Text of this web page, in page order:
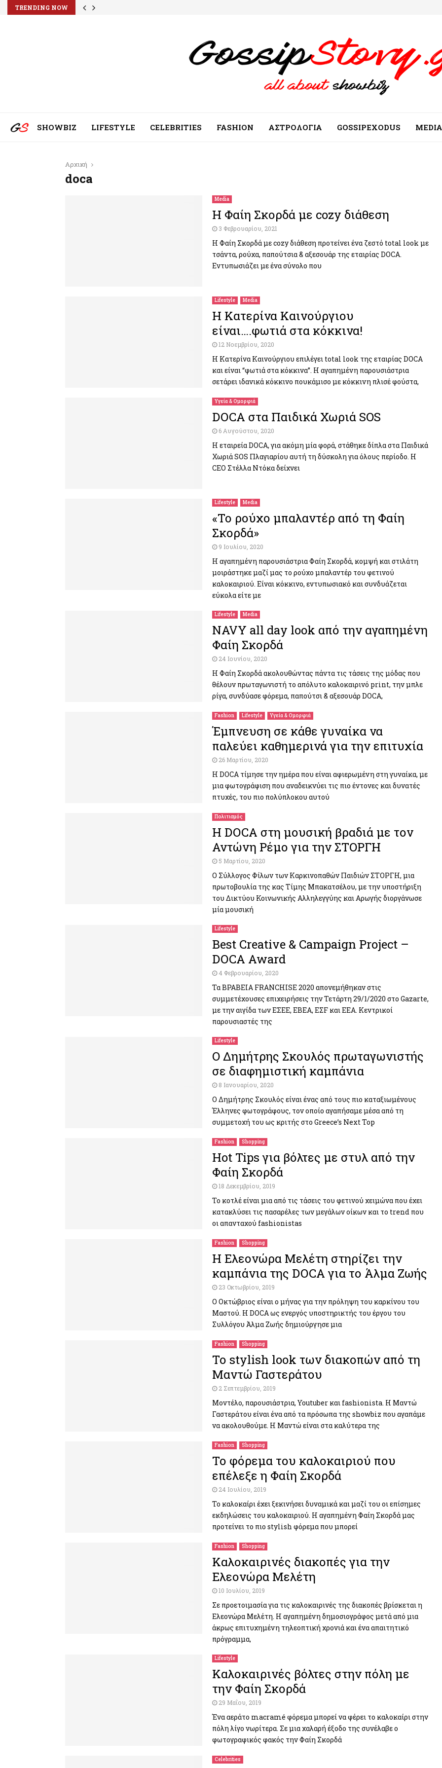
TRENDING NOW
SHOWBIZ LIFESTYLE CELEBRITIES FASHION ΑΣΤΡΟΛΟΓΙΑ GOSSIPEXODUS MEDIA
Αρχική
doca
Media
Η Φαίη Σκορδά με cozy διάθεση
3 Φεβρουαρίου, 2021
Η Φαίη Σκορδά με cozy διάθεση προτείνει ένα ζεστό total look με
τσάντα, ρούχα, παπούτσια & αξεσουάρ της εταιρίας DOCA.
Εντυπωσιάζει με ένα σύνολο που
Lifestyle Media
Η Κατερίνα Καινούργιου
είναι….φωτιά στα κόκκινα!
12 Νοεμβρίου, 2020
Η Κατερίνα Καινούργιου επιλέγει total look της εταιρίας DOCA
και είναι “φωτιά στα κόκκινα”. Η αγαπημένη παρουσιάστρια
σετάρει ιδανικά κόκκινο πουκάμισο με κόκκινη πλισέ φούστα,
Υγεία & Ομορφιά
DOCA στα Παιδικά Χωριά SOS
6 Αυγούστου, 2020
Η εταιρεία DOCA, για ακόμη μία φορά, στάθηκε δίπλα στα Παιδικά
Χωριά SOS Πλαγιαρίου αυτή τη δύσκολη για όλους περίοδο. H
CEO Στέλλα Ντόκα δείχνει
Lifestyle Media
«Το ρούχο μπαλαντέρ από τη Φαίη
Σκορδά»
9 Ιουλίου, 2020
Η αγαπημένη παρουσιάστρια Φαίη Σκορδά, κομψή και στιλάτη
μοιράστηκε μαζί μας το ρούχο μπαλαντέρ του φετινού
καλοκαιριού. Είναι κόκκινο, εντυπωσιακό και συνδυάζεται
εύκολα είτε με
Lifestyle Media
NAVY all day look από την αγαπημένη
Φαίη Σκορδά
24 Ιουνίου, 2020
Η Φαίη Σκορδά ακολουθώντας πάντα τις τάσεις της μόδας που
θέλουν πρωταγωνιστή το απόλυτο καλοκαιρινό print, την μπλε
ρίγα, συνδύασε φόρεμα, παπούτσι & αξεσουάρ DOCA,
Fashion Lifestyle Υγεία & Ομορφιά
Έμπνευση σε κάθε γυναίκα να
παλεύει καθημερινά για την επιτυχία
26 Μαρτίου, 2020
Η DOCA τίμησε την ημέρα που είναι αφιερωμένη στη γυναίκα, με
μια φωτογράφιση που αναδεικνύει τις πιο έντονες και δυνατές
πτυχές, του πιο πολύπλοκου αυτού
Πολιτισμός
Η DOCA στη μουσική βραδιά με τον
Αντώνη Ρέμο για την ΣΤΟΡΓΗ
5 Μαρτίου, 2020
Ο Σύλλογος Φίλων των Καρκινοπαθών Παιδιών ΣΤΟΡΓΗ, μια
πρωτοβουλία της κας Τίμης Μπακατσέλου, με την υποστήριξη
του Δικτύου Κοινωνικής Αλληλεγγύης και Αρωγής διοργάνωσε
μία μουσική
Lifestyle
Best Creative & Campaign Project –
DOCA Award
4 Φεβρουαρίου, 2020
Τα ΒΡΑΒΕΙΑ FRANCHISE 2020 απονεμήθηκαν στις
συμμετέχουσες επιχειρήσεις την Τετάρτη 29/1/2020 στο Gazarte,
με την αιγίδα των ΕΣΕΕ, ΕΒΕΑ, ΕΣF και ΕΕΑ. Κεντρικοί
παρουσιαστές της
Lifestyle
O Δημήτρης Σκουλός πρωταγωνιστής
σε διαφημιστική καμπάνια
8 Ιανουαρίου, 2020
Ο Δημήτρης Σκουλός είναι ένας από τους πιο καταξιωμένους
Έλληνες φωτογράφους, τον οποίο αγαπήσαμε μέσα από τη
συμμετοχή του ως κριτής στο Greece’s Next Top
Fashion Shopping
Hot Tips για βόλτες με στυλ από την
Φαίη Σκορδά
18 Δεκεμβρίου, 2019
Το κοτλέ είναι μια από τις τάσεις του φετινού χειμώνα που έχει
κατακλύσει τις πασαρέλες των μεγάλων οίκων και το trend που
οι απανταχού fashionistas
Fashion Shopping
Η Ελεονώρα Μελέτη στηρίζει την
καμπάνια της DOCA για το Άλμα Ζωής
23 Οκτωβρίου, 2019
Ο Οκτώβριος είναι ο μήνας για την πρόληψη του καρκίνου του
Μαστού. Η DOCA ως ενεργός υποστηρικτής του έργου του
Συλλόγου Άλμα Ζωής δημιούργησε μια
Fashion Shopping
Το stylish look των διακοπών από τη
Μαντώ Γαστεράτου
2 Σεπτεμβρίου, 2019
Μοντέλο, παρουσιάστρια, Youtuber και fashionista. Η Μαντώ
Γαστεράτου είναι ένα από τα πρόσωπα της showbiz που αγαπάμε
να ακολουθούμε. Η Μαντώ είναι στα καλύτερα της
Fashion Shopping
Το φόρεμα του καλοκαιριού που
επέλεξε η Φαίη Σκορδά
24 Ιουλίου, 2019
Το καλοκαίρι έχει ξεκινήσει δυναμικά και μαζί του οι επίσημες
εκδηλώσεις του καλοκαιριού. Η αγαπημένη Φαίη Σκορδά μας
προτείνει το πιο stylish φόρεμα που μπορεί
Fashion Shopping
Καλοκαιρινές διακοπές για την
Ελεονώρα Μελέτη
10 Ιουλίου, 2019
Σε προετοιμασία για τις καλοκαιρινές της διακοπές βρίσκεται η
Ελεονώρα Μελέτη. Η αγαπημένη δημοσιογράφος μετά από μια
άκρως επιτυχημένη τηλεοπτική χρονιά και ένα απαιτητικό
πρόγραμμα,
Lifestyle
Καλοκαιρινές βόλτες στην πόλη με
την Φαίη Σκορδά
29 Μαΐου, 2019
Ένα αεράτο macramé φόρεμα μπορεί να φέρει το καλοκαίρι στην
πόλη λίγο νωρίτερα. Σε μια χαλαρή έξοδο της συνέλαβε ο
φωτογραφικός φακός την Φαίη Σκορδά
Celebrities